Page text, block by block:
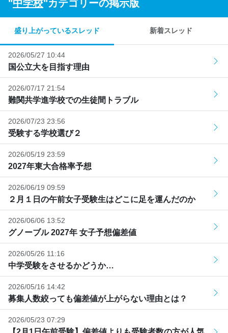
"中学校"カテゴリーの掲示版
盛り上がっているスレッド 新着スレッド
2026/05/27 10:44
国公立大を目指す理由
2026/07/17 21:54
難関共学進学校での生徒間トラブル
2026/07/23 23:56
受験する学校選び２
2026/05/19 23:59
2027年東大合格率予想
2026/06/19 09:59
２月１日の午前女子受験生はどこに足を運んだのか
2026/06/06 13:52
グノーブル 2027年 女子予想偏差値
2026/05/26 11:16
中学受験をさせるかどうか…
2026/05/16 14:42
募集人数絞っても偏差値が上がらない理由とは？
2026/05/23 07:29